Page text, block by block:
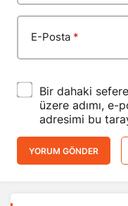
E-Posta *
Bir dahaki
üzere adımı,
adresimi bu
YORUM GÖNDER